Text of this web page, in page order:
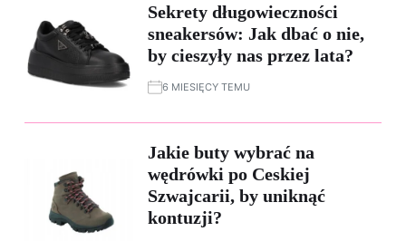
Sekrety długowieczności
sneakersów: Jak dbać o nie,
by cieszyły nas przez lata?
6 MIESIĘCY TEMU
Jakie buty wybrać na
wędrówki po Ceskiej
Szwajcarii, by uniknąć
kontuzji?